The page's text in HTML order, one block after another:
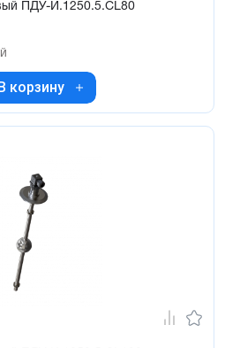
ПДУ-И.1250.5.CL80
корзину